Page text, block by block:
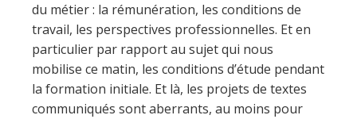
du métier : la rémunération, les conditions de
travail, les perspectives professionnelles. Et en
particulier par rapport au sujet qui nous
mobilise ce matin, les conditions d’étude pendant
la formation initiale. Et là, les projets de textes
communiqués sont aberrants, au moins pour